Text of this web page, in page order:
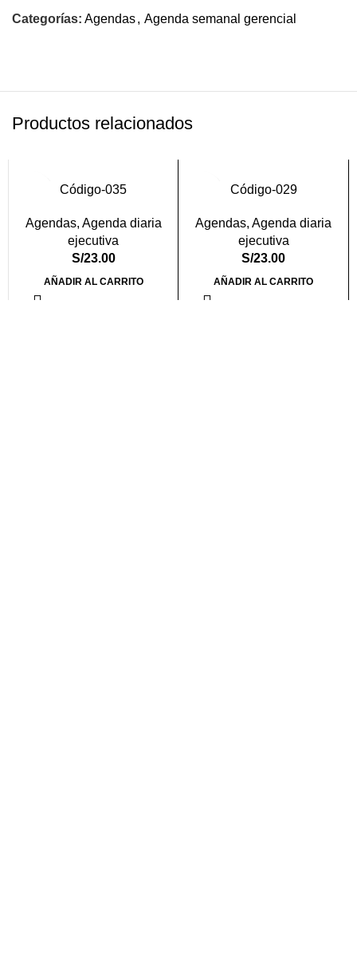
Categorías: Agendas, Agenda semanal gerencial
Productos relacionados
Código-035
Agendas, Agenda diaria
ejecutiva
S/23.00
AÑADIR AL CARRITO
Código-029
Agendas, Agenda diaria
ejecutiva
S/23.00
AÑADIR AL CARRITO